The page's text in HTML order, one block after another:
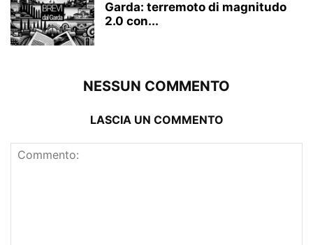
Garda: terremoto di magnitudo
2.0 con...
NESSUN COMMENTO
LASCIA UN COMMENTO